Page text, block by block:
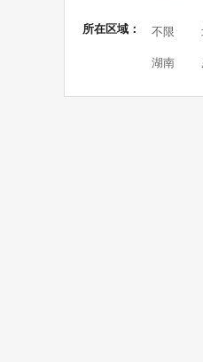
所在区域： 不限
湖南